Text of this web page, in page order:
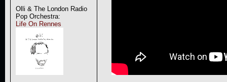
Olli & The London Radio
Pop Orchestra:
Life On Rennes